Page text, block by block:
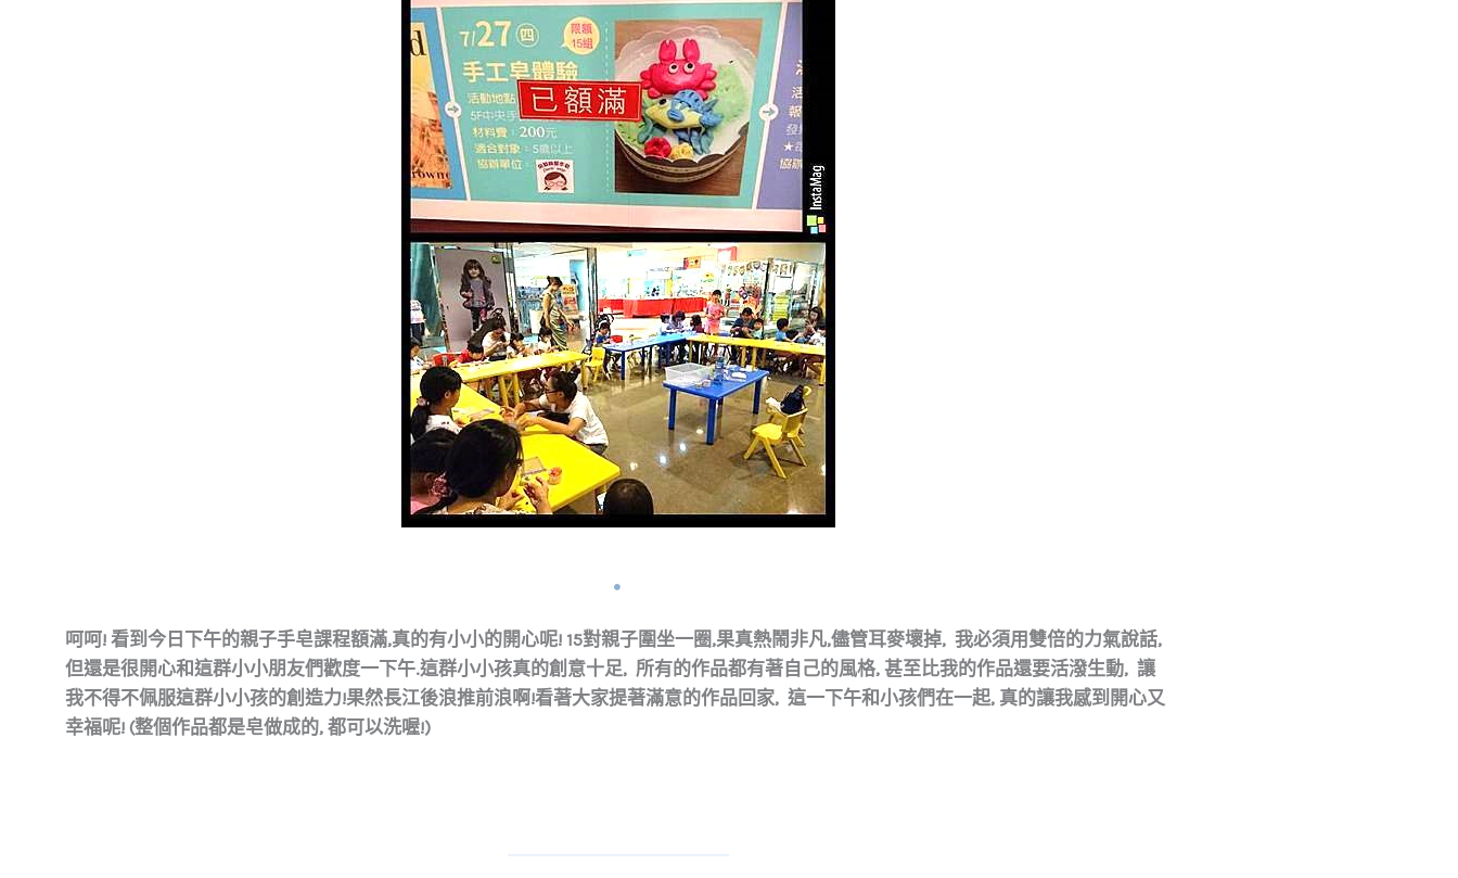
呵呵! 看到今日下午的親子手皂課程額滿,真的有小小的開心呢! 15對親子圍坐一圈,果真熱鬧非凡,儘管耳麥壞掉, 我必須用雙倍的力氣說話,
但還是很開心和這群小小朋友們歡度一下午.這群小小孩真的創意十足, 所有的作品都有著自己的風格, 甚至比我的作品還要活潑生動, 讓
我不得不佩服這群小小孩的創造力!果然長江後浪推前浪啊!看著大家提著滿意的作品回家, 這一下午和小孩們在一起, 真的讓我感到開心又
幸福呢! (整個作品都是皂做成的, 都可以洗喔!)